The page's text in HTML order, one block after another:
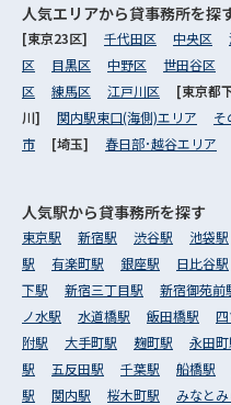
人気エリアから貸事務所を探
[東京23区] 千代田区 中央区
区
目黒区 中野区 世田谷区
区
練馬区 江戸川区 [東京都
川] 関内駅東口(海側)エリア そ
市
[埼玉] 春日部･越谷エリア
人気駅から貸事務所を探す
東京駅 新宿駅 渋谷駅 池袋駅
駅
有楽町駅 銀座駅 日比谷駅
下駅
新宿三丁目駅 新宿御苑前
ノ水駅
水道橋駅 飯田橋駅
附駅
大手町駅 麹町駅 永田町
駅
五反田駅 千葉駅 船橋駅
駅
関内駅 桜木町駅 みなと